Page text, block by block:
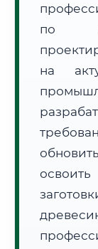
Часовой пояс:
Формат учебы:
Расчет
• Экспресс-
📜 Документы и
по
на